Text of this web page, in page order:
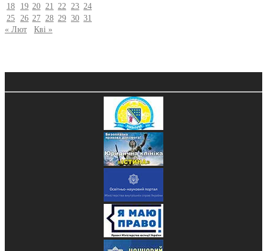
18
19 20 21 22 23 24
25 26 27 28 29 30 31
« Лют
Кві »